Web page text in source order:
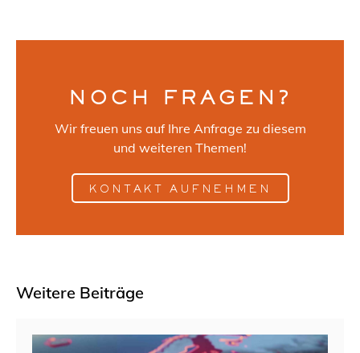
NOCH FRAGEN?
Wir freuen uns auf Ihre Anfrage zu diesem
und weiteren Themen!
KONTAKT AUFNEHMEN
Weitere Beiträge